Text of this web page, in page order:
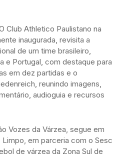
Club Athletico Paulistano na
inaugurada, revisita a
de um time brasileiro,
e Portugal, com destaque para
em dez partidas e o
reunindo imagens,
audioguia e recursos
Vozes da Várzea, segue em
em parceria com o Sesc
de várzea da Zona Sul de